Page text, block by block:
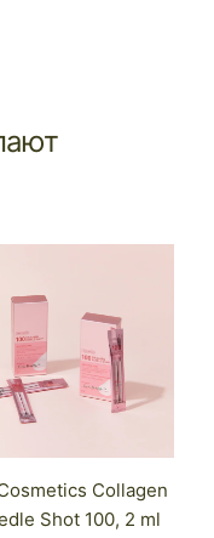
Collagen
Shot 100, 2 ml